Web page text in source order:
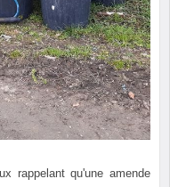
rappelant qu'une amende